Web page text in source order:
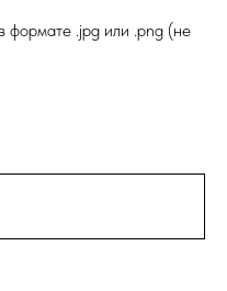
формате .jpg или .png (не